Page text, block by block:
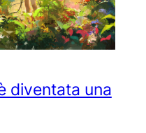
diventata una